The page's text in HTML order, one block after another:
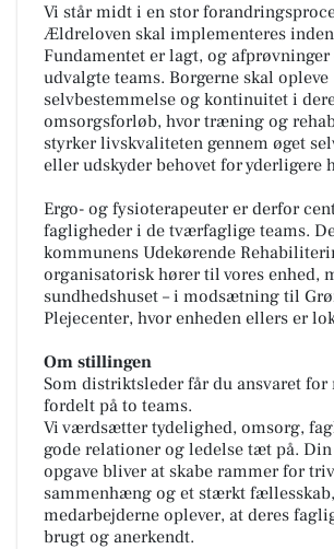
Vi står midt i en stor
Ældreloven skal implementeres
Fundamentet er lagt, og
udvalgte teams. Borgerne skal opleve
selvbestemmelse og kontinuitet i
omsorgsforløb, hvor træning og
styrker livskvaliteten gennem øget
eller udskyder behovet for yderligere
Ergo- og fysioterapeuter er derfor
fagligheder i de tværfaglige teams.
kommunens Udekørende
organisatorisk hører til vores enhed,
sundhedshuset – i modsætning til
Plejecenter, hvor enheden ellers er
Om stillingen
Som distriktsleder får du ansvaret for
fordelt på to teams.
Vi værdsætter tydelighed, omsorg,
gode relationer og ledelse tæt på.
opgave bliver at skabe rammer for
sammenhæng og et stærkt
medarbejderne oplever, at deres
brugt og anerkendt.